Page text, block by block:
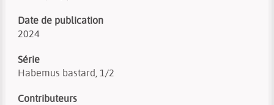
Date de publication
2024
Série
Habemus bastard, 1/2
Contributeurs